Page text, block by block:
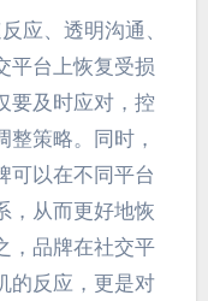
应、透明沟通、
平台上恢复受损
要及时应对，控
策略。同时，
可以在不同平台
，从而更好地恢
，品牌在社交平
的反应，更是对